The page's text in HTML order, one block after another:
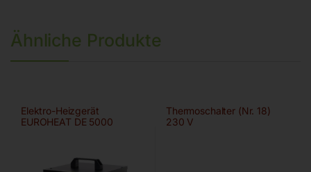
Ähnliche Produkte
Elektro-Heizgerät
EUROHEAT DE 5000
Thermoschalter (Nr. 18)
230 V